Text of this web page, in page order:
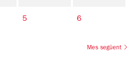
5 6
Mes següent